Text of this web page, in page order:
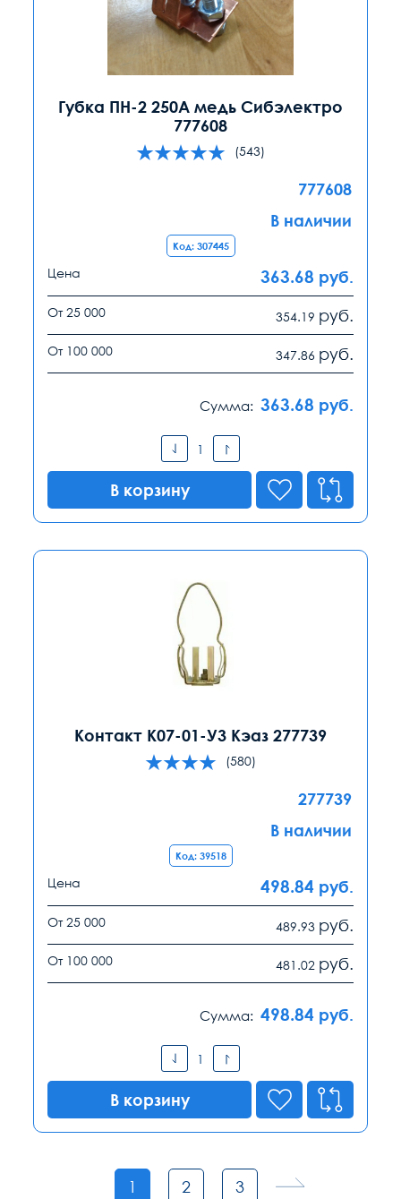
Губка ПН-2 250А медь Сибэлектро
777608
(543)
777608
В наличии
Код: 307445
Цена 363.68 руб.
От 25 000 354.19 руб.
От 100 000 347.86 руб.
Сумма: 363.68 руб.
В корзину
Контакт К07-01-У3 Кэаз 277739
(580)
277739
В наличии
Код: 39518
Цена 498.84 руб.
От 25 000 489.93 руб.
От 100 000 481.02 руб.
Сумма: 498.84 руб.
В корзину
1 2 3